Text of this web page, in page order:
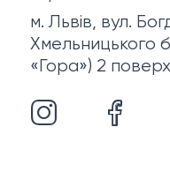
м. Львів, вул.
Хмельницького
«Гора») 2 поверх